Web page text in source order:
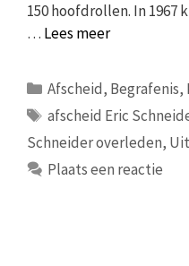
150 hoofdrollen. In 1967
… Lees meer
Categorieën
Afscheid, Begrafenis,
Tags
afscheid Eric
Schneider overleden,
Plaats een reactie